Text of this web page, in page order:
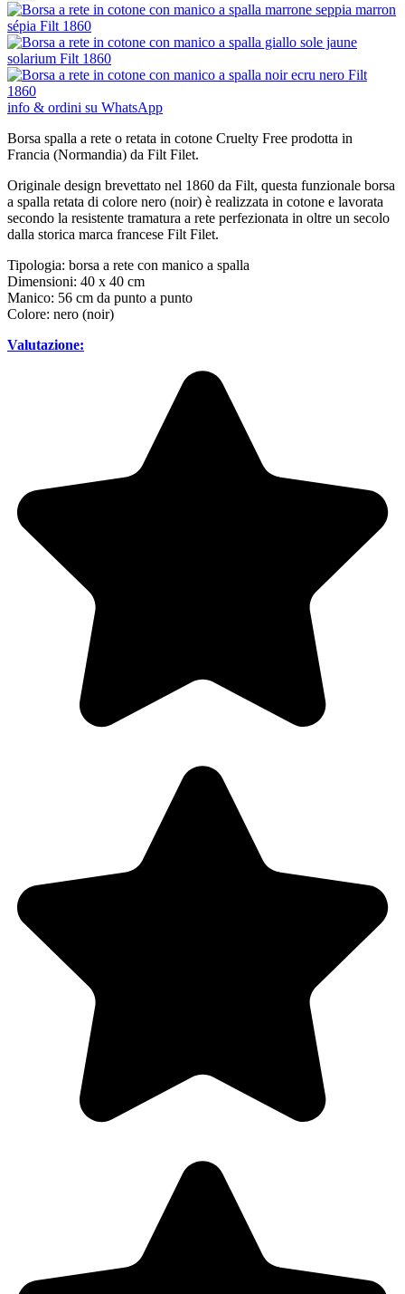
info & ordini su WhatsApp
Borsa spalla a rete o retata in cotone Cruelty Free prodotta in
Francia (Normandia) da Filt Filet.
Originale design brevettato nel 1860 da Filt, questa funzionale borsa
a spalla retata di colore nero (noir) è realizzata in cotone e lavorata
secondo la resistente tramatura a rete perfezionata in oltre un secolo
dalla storica marca francese Filt Filet.
Tipologia: borsa a rete con manico a spalla
Dimensioni: 40 x 40 cm
Manico: 56 cm da punto a punto
Colore: nero (noir)
Valutazione: